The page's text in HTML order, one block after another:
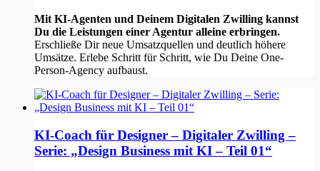
Mit KI-Agenten und Deinem Digitalen Zwilling kannst
Du die Leistungen einer Agentur alleine erbringen.
Erschließe Dir neue Umsatzquellen und deutlich höhere
Umsätze. Erlebe Schritt für Schritt, wie Du Deine One-
Person-Agency aufbaust.
KI-Coach für Designer – Digitaler Zwilling –
Serie: „Design Business mit KI – Teil 01“